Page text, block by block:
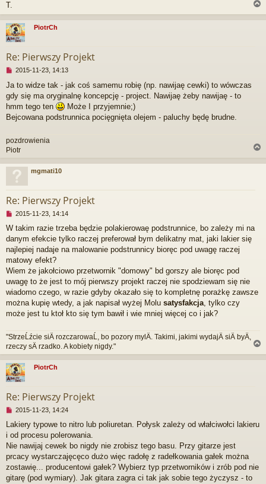
a
n
y
p
s
T.
a
PiotrCh
Re: Pierwszy Projekt
N
e
p
r
z
e
z
y
a
n
y
o
s
2015-11-23, 14:13
Ja to widze tak - jak coś samemu robię (np. nawijaę cewki) to wówczas
gdy się ma oryginalnę koncepcję - project. Nawijaę żeby nawijaę - to
hmm tego ten
Może I przyjemnie;)
Bejcowana podstrunnica pocięgnięta olejem - paluchy będę brudne.
pozdrowienia
Piotr
g
mgmati10
Re: Pierwszy Projekt
N
e
p
r
z
e
c
z
y
t
a
p
o
s
t
2015-11-23, 14:14
W takim razie trzeba będzie polakierowaę podstrunnice, bo zależy mi na
danym efekcie tylko raczej preferował bym delikatny mat, jaki lakier się
najlepiej nadaje na malowanie podstrunnicy bioręc pod uwagę raczej
matowy efekt?
Wiem że jakołciowo przetwornik "domowy" bd gorszy ale bioręc pod
uwagę to że jest to mój pierwszy projekt raczej nie spodziewam się nie
wiadomo czego, w razie gdyby okazało się to kompletnę porażkę zawsze
można kupię wtedy, a jak napisał wyżej Molu satysfakcja, tylko czy
może jest tu ktoł kto się tym bawił i wie mniej więcej co i jak?
"StrzeĹźcie siÄ rozczarowaĹ, bo pozory mylÄ. Takimi, jakimi wydajÄ siÄ byÄ,
rzeczy sÄ rzadko. A kobiety nigdy."
a
PiotrCh
Re: Pierwszy Projekt
N
e
p
r
z
c
z
2015-11-23, 14:24
Lakiery typowe to nitro lub poliuretan. Połysk zależy od włałciwołci lakieru
i od procesu polerowania.
Nie nawijaj cewek bo nigdy nie zrobisz tego basu. Przy gitarze jest
prcacy wystarczajęcęco dużo więc radołę z radełkowania gałek można
zostawię... producentowi gałek? Wybierz typ przetworników i zrób pod nie
gitarę (pod wymiary). Jak gitara zagra ci tak jak sobie tego życzysz - to